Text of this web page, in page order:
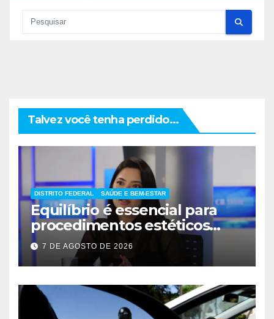
Talvez você tenha perdido...
DISTRITO FEDERAL SAÚDE E BEM-ESTAR
Equilíbrio é essencial para
procedimentos estéticos
seguros
7 DE AGOSTO DE 2026